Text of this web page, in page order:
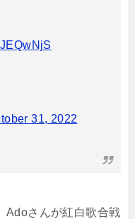
31, 2022
Adoさんが紅白歌合戦